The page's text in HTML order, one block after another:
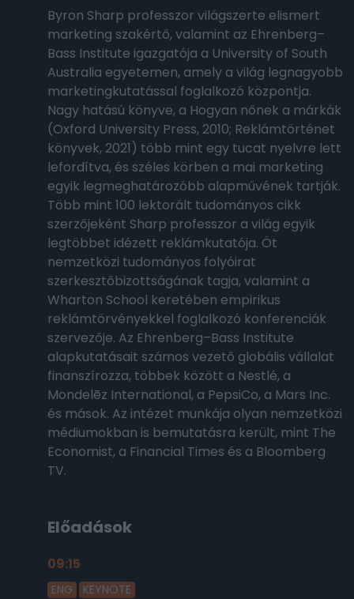
Byron Sharp professzor világszerte elismert
marketing szakértő, valamint az Ehrenberg–
Bass Institute igazgatója a University of South
Australia egyetemen, amely a világ legnagyobb
marketingkutatással foglalkozó központja.
Nagy hatású könyve, a Hogyan nőnek a márkák
(Oxford University Press, 2010; Reklámtörténet
könyvek, 2021) több mint egy tucat nyelvre lett
lefordítva, és széles körben a mai marketing
egyik legmeghatározóbb alapművének tartják.
Több mint 100 lektorált tudományos cikk
szerzőjeként Sharp professzor a világ egyik
legtöbbet idézett reklámkutatója. Öt
nemzetközi tudományos folyóirat
szerkesztőbizottságának tagja, valamint a
Wharton School keretében empirikus
reklámtörvényekkel foglalkozó konferenciák
szervezője. Az Ehrenberg–Bass Institute
alapkutatásait számos vezető globális vállalat
finanszírozza, többek között a Nestlé, a
Mondelēz International, a PepsiCo, a Mars Inc.
és mások. Az intézet munkája olyan nemzetközi
médiumokban is bemutatásra került, mint The
Economist, a Financial Times és a Bloomberg
TV.
Előadások
09:15
ENG KEYNOTE